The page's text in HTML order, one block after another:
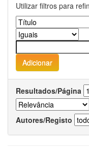
Utilizar filtros para
Resultados/Página
Autores/Registo